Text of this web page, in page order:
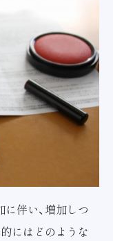
伴い、増加しつ
にはどのような